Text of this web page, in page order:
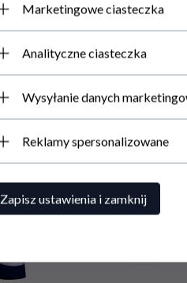
Marketingowe ciasteczka
Analityczne ciasteczka
Wysyłanie danych
Reklamy spersonalizowane
Zapisz ustawienia i zamknij